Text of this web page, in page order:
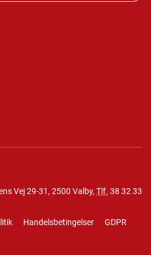
Vej 29-31, 2500 Valby, Tlf. 38 32 33
Handelsbetingelser
GDPR